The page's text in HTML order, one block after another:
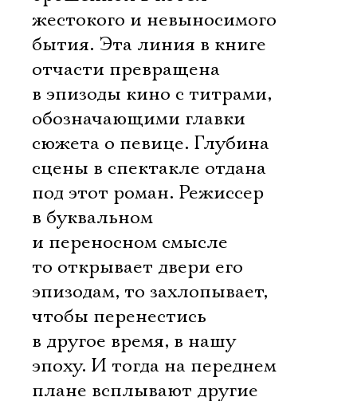
жестокого и невыносимого
бытия. Эта линия в книге
отчасти превращена
в эпизоды кино с титрами,
обозначающими главки
сюжета о певице. Глубина
сцены в спектакле отдана
под этот роман. Режиссер
в буквальном
и переносном смысле
то открывает двери его
эпизодам, то захлопывает,
чтобы перенестись
в другое время, в нашу
эпоху. И тогда на переднем
плане вcплывают другие